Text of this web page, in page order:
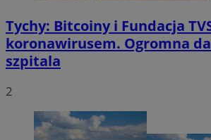
Tychy: Bitcoiny i Fundacja
koronawirusem. Ogromna
szpitala
2